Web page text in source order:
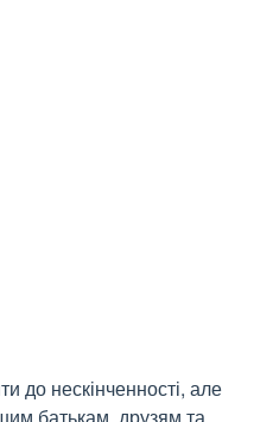
до нескінченності, але